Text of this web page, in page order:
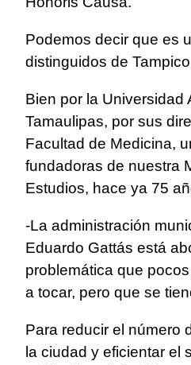
Podemos decir que es
distinguidos de
Bien por la Universidad
Tamaulipas, por sus
Facultad de Medicina,
fundadoras de nuestra
Estudios, hace ya 75
-La administración
Eduardo Gattás está
problemática que
a tocar, pero que se
Para reducir el número
la ciudad y eficientar el